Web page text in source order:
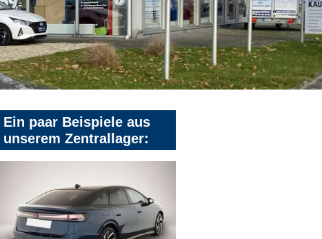
Ein paar Beispiele aus
unserem Zentrallager: